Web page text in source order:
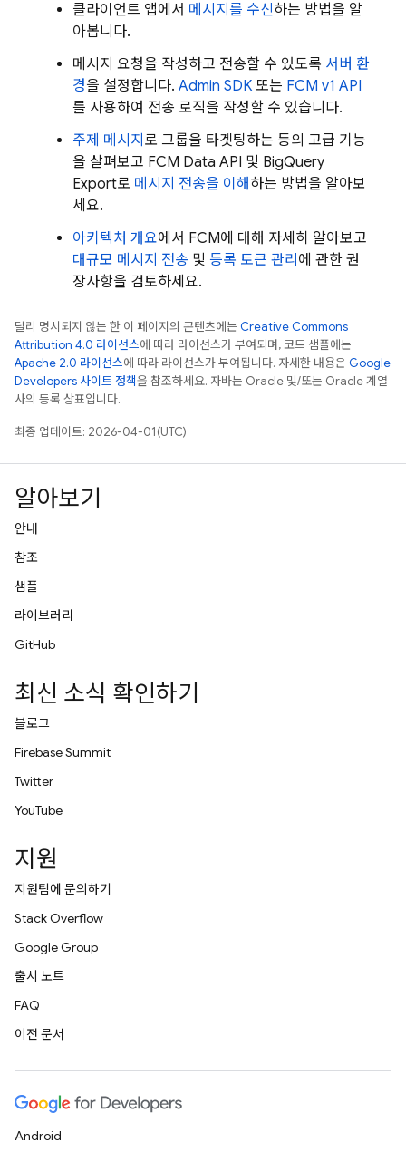
클라이언트 앱에서 메시지를 수신하는 방법을 알
아봅니다.
메시지 요청을 작성하고 전송할 수 있도록 서버 환
경을 설정합니다. Admin SDK 또는 FCM v1 API
를 사용하여 전송 로직을 작성할 수 있습니다.
주제 메시지 로 그룹을 타겟팅하는 등의 고급 기능
을 살펴보고 FCM Data API 및 BigQuery
Export로 메시지 전송을 이해 하는 방법을 알아보
세요.
아키텍처 개요에서 FCM에 대해 자세히 알아보고
대규모 메시지 전송 및 등록 토큰 관리 에 관한 권
장사항을 검토하세요.
달리 명시되지 않는 한 이 페이지의 콘텐츠에는 Creative Commons
Attribution 4.0 라이선스에 따라 라이선스가 부여되며, 코드 샘플에는
Apache 2.0 라이선스에 따라 라이선스가 부여됩니다. 자세한 내용은 Google
Developers 사이트 정책을 참조하세요. 자바는 Oracle 및/또는 Oracle 계열
사의 등록 상표입니다.
최종 업데이트: 2026-04-01(UTC)
알아보기
안내
참조
샘플
라이브러리
GitHub
최신 소식 확인하기
블로그
Firebase Summit
Twitter
YouTube
지원
지원팀에 문의하기
Stack Overflow
Google Group
출시 노트
FAQ
이전 문서
Android